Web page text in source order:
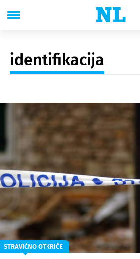
identifikacija
STRAVIČNO OTKRIĆE